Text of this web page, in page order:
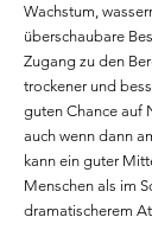
Wachstum,
überschaubare
Zugang zu den
trockener und
guten Chance auf
auch wenn dann
kann ein guter
Menschen als im
dramatischerem